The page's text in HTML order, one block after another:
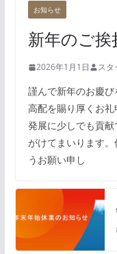
お知らせ
新年のご挨
2026年1月1日 スタ
謹んで新年のお慶
高配を賜り厚くお
発展に少しでも貢
がけてまいります
うお願い申し